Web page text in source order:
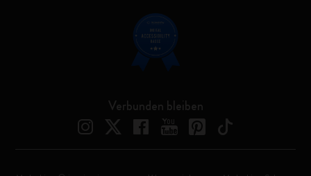
Verbunden bleiben